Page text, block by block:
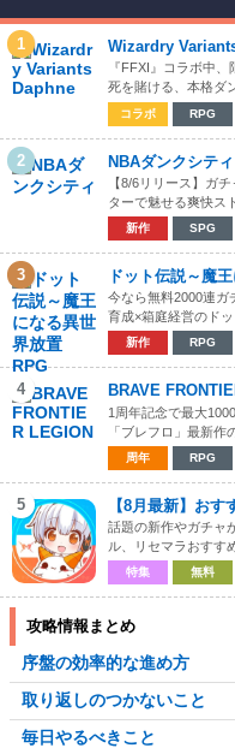
1 Wizardry
『FFXI』コラボ中
死を賭ける、本格ダ
コラボ RPG
2 NBAダンクシティ
【8/6リリース】ガ
ターで魅せる爽快ス
新作 SPG
3 ドット伝説～魔
今なら無料2000連ガ
育成×箱庭経営のド
新作 RPG
4 BRAVE
1周年記念で最大
「ブレフロ」最新作
周年 RPG
5 【8月最新】お
話題の新作やガチャ
ル、リセマラおすす
特集 無料
攻略情報まとめ
序盤の効率的な進め方
取り返しのつかないこと
毎日やるべきこと